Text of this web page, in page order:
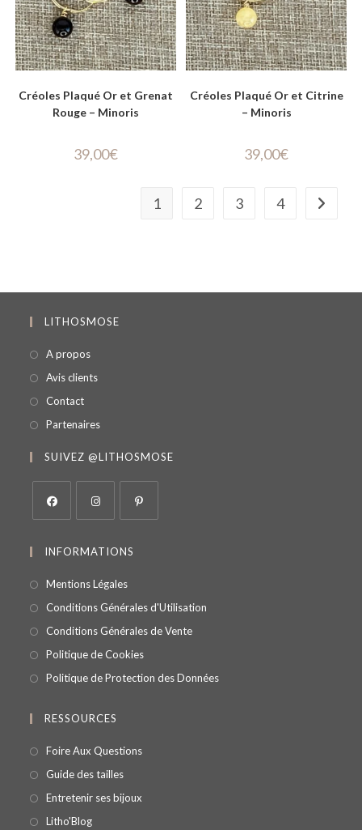
Créoles Plaqué Or et Grenat
Rouge – Minoris
39,00€
Créoles Plaqué Or et Citrine
– Minoris
39,00€
1 2 3 4
LITHOSMOSE
A propos
Avis clients
Contact
Partenaires
SUIVEZ @LITHOSMOSE
INFORMATIONS
Mentions Légales
Conditions Générales d'Utilisation
Conditions Générales de Vente
Politique de Cookies
Politique de Protection des Données
RESSOURCES
Foire Aux Questions
Guide des tailles
Entretenir ses bijoux
Litho'Blog